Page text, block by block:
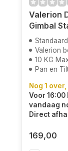
Valerion
Gimbal
Standaard
Valerion
10 KG
Pan en
Nog 1
Voor 16:00
vandaag
Direct
169,00